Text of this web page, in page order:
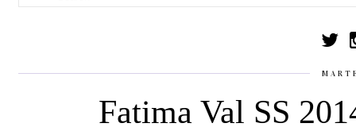
Fatima Val SS